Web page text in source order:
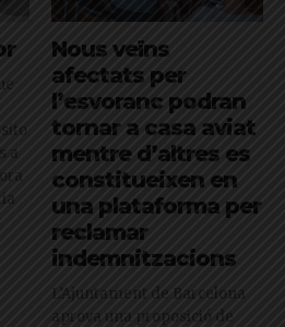
a
Nous veïns
afectats per
l’esvoranc podran
tornar a casa aviat
mentre d’altres es
constitueixen en
una plataforma per
reclamar
indemnitzacions
L’Ajuntament de Barcelona
aprova una proposició de